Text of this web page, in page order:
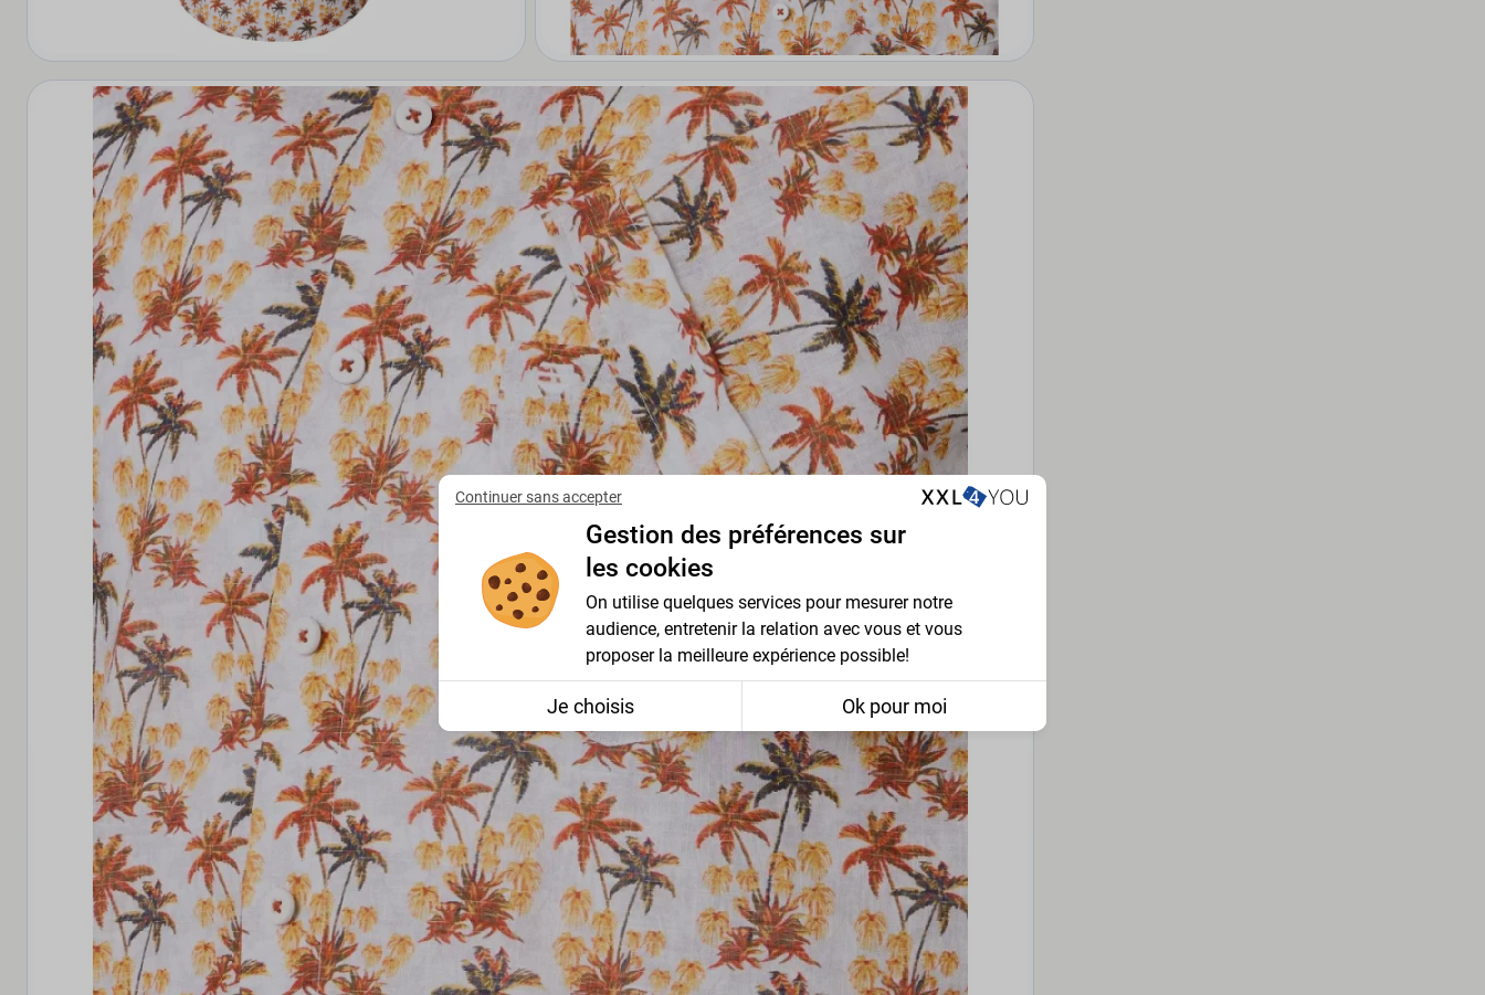
Continuer sans accepter
Gestion des préférences sur
les cookies
On utilise quelques services pour mesurer notre
audience, entretenir la relation avec vous et vous
proposer la meilleure expérience possible!
Je choisis Ok pour moi